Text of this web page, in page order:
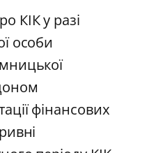
КІК у разі
особи
фінансових